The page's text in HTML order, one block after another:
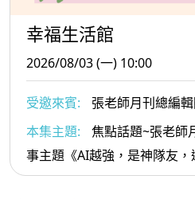
幸福生活館
2026/08/03 (一) 10:00
受邀來賓:
張老師月刊總編
本集主題:
焦點話題~張老師
事主題《AI越強，是神隊友，